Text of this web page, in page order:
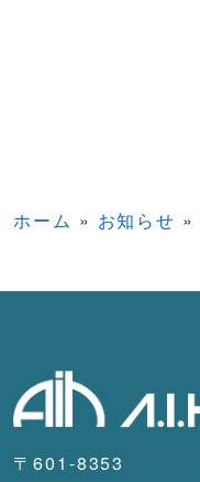
ホーム » お知らせ »
〒601-8353